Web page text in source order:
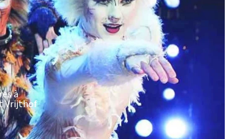
à
Vrijthof